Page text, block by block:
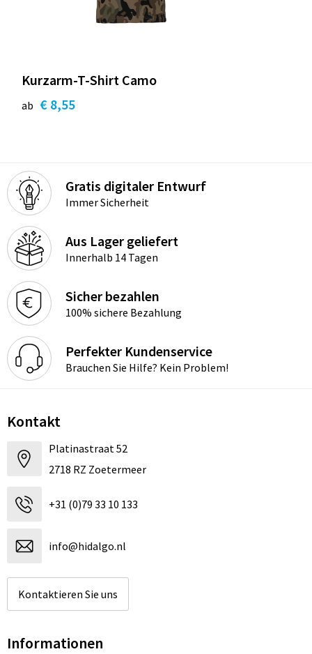
Kurzarm-T-Shirt Camo
ab € 8,55
Gratis digitaler Entwurf
Immer Sicherheit
Aus Lager geliefert
Innerhalb 14 Tagen
Sicher bezahlen
100% sichere Bezahlung
Perfekter Kundenservice
Brauchen Sie Hilfe? Kein Problem!
Kontakt
Platinastraat 52
2718 RZ Zoetermeer
+31 (0)79 33 10 133
info@hidalgo.nl
Kontaktieren Sie uns
Informationen